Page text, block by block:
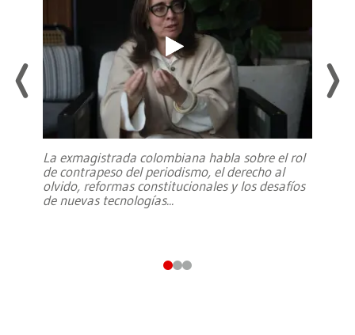
La exmagistrada colombiana habla sobre el rol
de contrapeso del periodismo, el derecho al
olvido, reformas constitucionales y los desafíos
de nuevas tecnologías...